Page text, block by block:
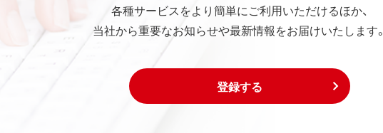
各種サービスをより簡単にご利用いただけるほか、
当社から重要なお知らせや最新情報をお届けいたします。
登録する